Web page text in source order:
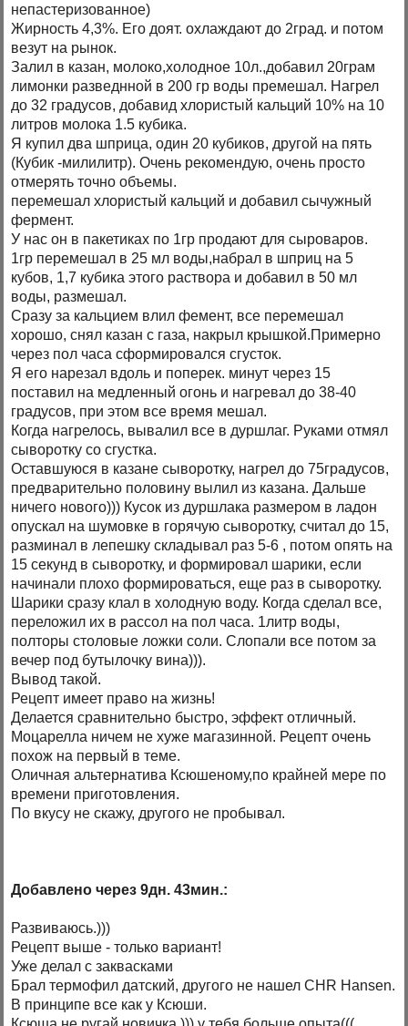
непастеризованное)
Жирность 4,3%. Его доят. охлаждают до 2град. и потом
везут на рынок.
Залил в казан, молоко,холодное 10л.,добавил 20грам
лимонки разведнной в 200 гр воды премешал. Нагрел
до 32 градусов, добавид хлористый кальций 10% на 10
литров молока 1.5 кубика.
Я купил два шприца, один 20 кубиков, другой на пять
(Кубик -милилитр). Очень рекомендую, очень просто
отмерять точно объемы.
перемешал хлористый кальций и добавил сычужный
фермент.
У нас он в пакетиках по 1гр продают для сыроваров.
1гр перемешал в 25 мл воды,набрал в шприц на 5
кубов, 1,7 кубика этого раствора и добавил в 50 мл
воды, размешал.
Сразу за кальцием влил фемент, все перемешал
хорошо, снял казан с газа, накрыл крышкой.Примерно
через пол часа сформировался сгусток.
Я его нарезал вдоль и поперек. минут через 15
поставил на медленный огонь и нагревал до 38-40
градусов, при этом все время мешал.
Когда нагрелось, вывалил все в дуршлаг. Руками отмял
сыворотку со сгустка.
Оставшуюся в казане сыворотку, нагрел до 75градусов,
предварительно половину вылил из казана. Дальше
ничего нового))) Кусок из дуршлака размером в ладон
опускал на шумовке в горячую сыворотку, считал до 15,
разминал в лепешку складывал раз 5-6 , потом опять на
15 секунд в сыворотку, и формировал шарики, если
начинали плохо формироваться, еще раз в сыворотку.
Шарики сразу клал в холодную воду. Когда сделал все,
переложил их в рассол на пол часа. 1литр воды,
полторы столовые ложки соли. Слопали все потом за
вечер под бутылочку вина))).
Вывод такой.
Рецепт имеет право на жизнь!
Делается сравнительно быстро, эффект отличный.
Моцарелла ничем не хуже магазинной. Рецепт очень
похож на первый в теме.
Оличная альтернатива Ксюшеному,по крайней мере по
времени приготовления.
По вкусу не скажу, другого не пробывал.
Добавлено через 9дн. 43мин.:
Развиваюсь.)))
Рецепт выше - только вариант!
Уже делал с заквасками
Брал термофил датский, другого не нашел CHR Hansen.
В принципе все как у Ксюши.